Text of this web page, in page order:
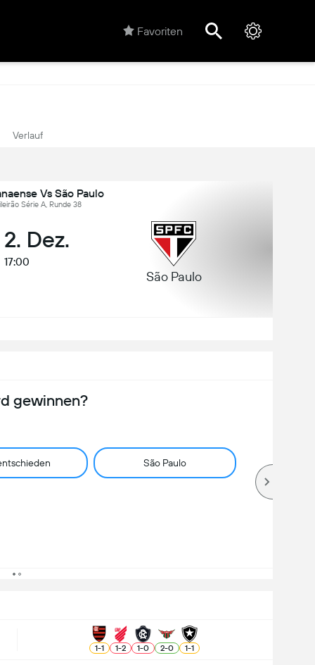
Favoriten
Verlauf
Vs São Paulo
Série A, Runde 38
Dez.
17:00
São Paulo
gewinnen?
São Paulo
1-1 1-2 1-0 2-0 1-1